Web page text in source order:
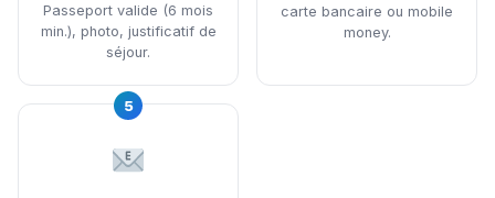
Passeport valide (6 mois
min.), photo, justificatif de
séjour.
carte bancaire ou mobile
money.
5